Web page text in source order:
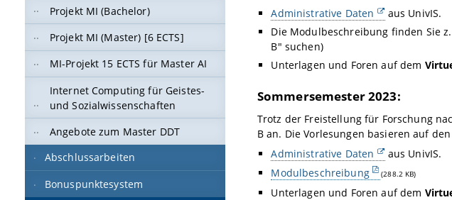
Projekt MI (Bachelor)
Projekt MI (Master) [6 ECTS]
MI-Projekt 15 ECTS für Master AI
Internet Computing für Geistes-
und Sozialwissenschaften
Angebote zum Master DDT
Abschlussarbeiten
Bonuspunktesystem
Administrative Daten
aus UnivIS.
Die Modulbeschreibung finden Sie
B" suchen)
Unterlagen und Foren auf dem
Sommersemester 2023:
Trotz der Freistellung für Forschung
B an. Die Vorlesungen basieren auf
Administrative Daten
aus UnivIS.
Modulbeschreibung
(288.2 KB)
Unterlagen und Foren auf dem